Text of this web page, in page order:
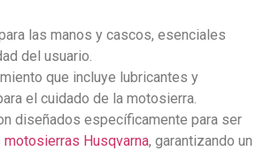
las manos y cascos, esenciales
del usuario.
que incluye lubricantes y
el cuidado de la motosierra.
diseñados específicamente para ser
motosierras Husqvarna, garantizando un